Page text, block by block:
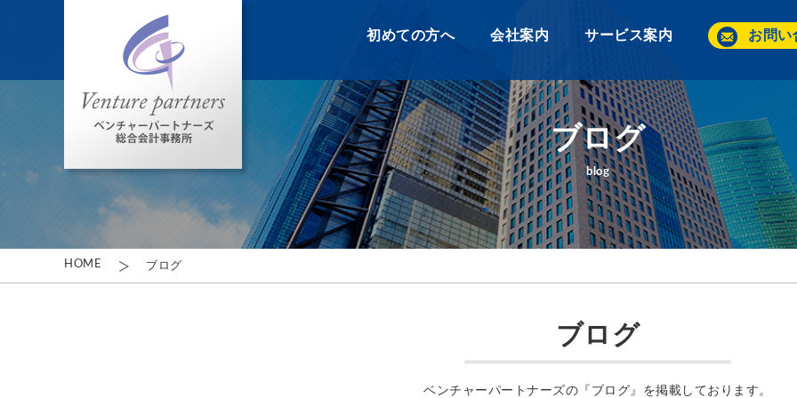
初めての方へ 会社案内 サービス案内 お問い
ブログ
blog
HOME ブログ
ブログ
ベンチャーパートナーズの『ブログ』を掲載しております。